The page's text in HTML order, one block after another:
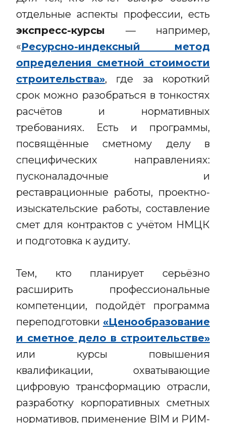
отдельные аспекты профессии, есть
экспресс-курсы — например,
«Ресурсно-индексный метод
определения сметной стоимости
строительства», где за короткий
срок можно разобраться в тонкостях
расчётов и нормативных
требованиях. Есть и программы,
посвящённые сметному делу в
специфических направлениях:
пусконаладочные и
реставрационные работы, проектно-
изыскательские работы, составление
смет для контрактов с учётом НМЦК
и подготовка к аудиту.
Тем, кто планирует серьёзно
расширить профессиональные
компетенции, подойдёт программа
переподготовки «Ценообразование
и сметное дело в строительстве»
или курсы повышения
квалификации, охватывающие
цифровую трансформацию отрасли,
разработку корпоративных сметных
нормативов, применение BIM и РИМ-